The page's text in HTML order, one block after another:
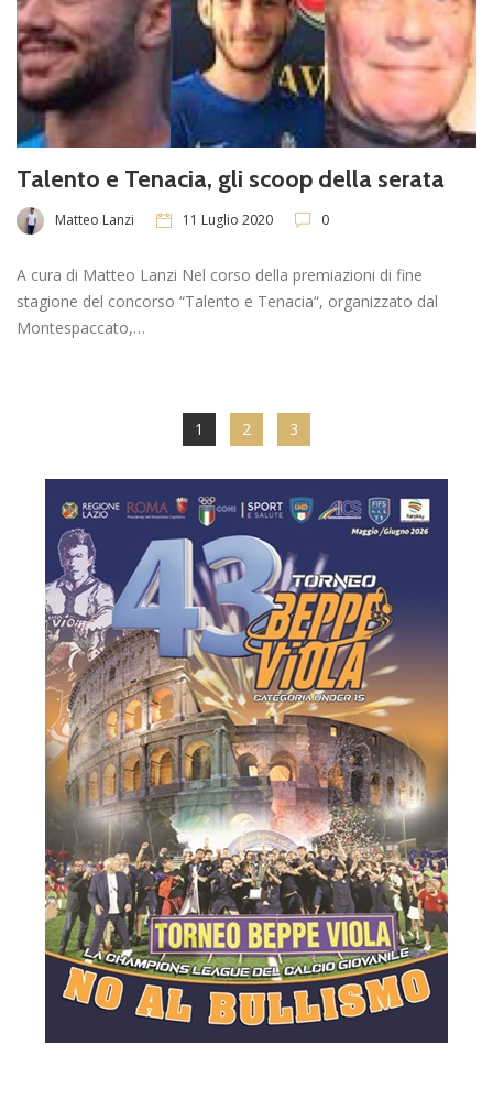
Talento e Tenacia, gli scoop della serata
Matteo Lanzi 11 Luglio 2020 0
A cura di Matteo Lanzi Nel corso della premiazioni di fine
stagione del concorso “Talento e Tenacia“, organizzato dal
Montespaccato,…
1 2 3